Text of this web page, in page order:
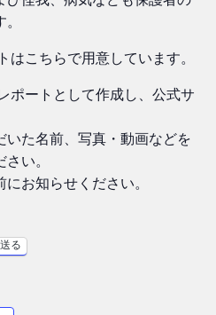
はこちらで用意しています。
ポートとして作成し、公式サ
た名前、写真・動画などを
い。
お知らせください。
る